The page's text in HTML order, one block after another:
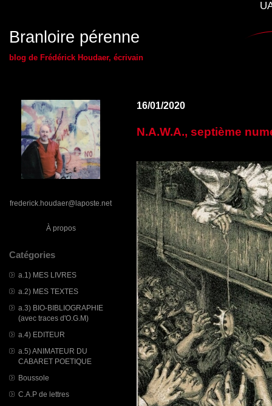
Branloire pérenne
blog de Frédérick Houdaer, écrivain
frederick.houdaer@laposte.net
À propos
Catégories
a.1) MES LIVRES
a.2) MES TEXTES
a.3) BIO-BIBLIOGRAPHIE
(avec traces d'O.G.M)
a.4) EDITEUR
a.5) ANIMATEUR DU
CABARET POETIQUE
Boussole
C.A.P de lettres
16/01/2020
N.A.W.A., septième